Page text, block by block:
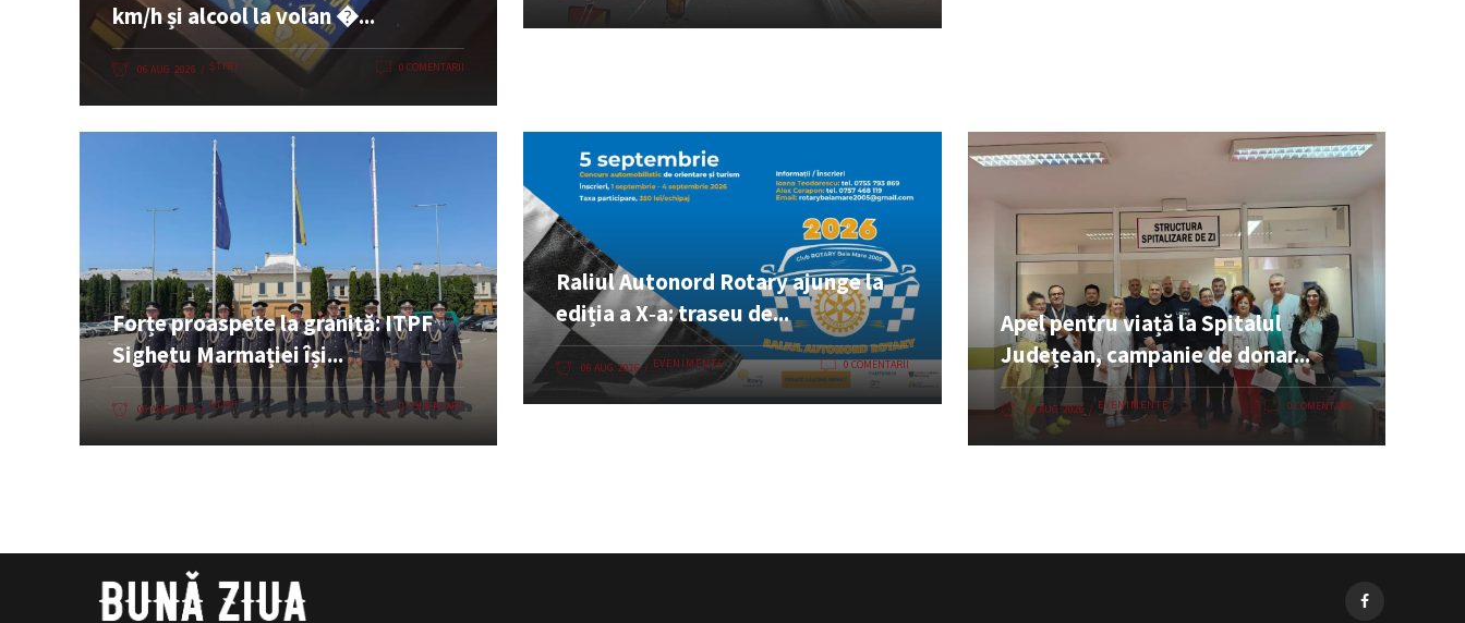
km/h și alcool la volan �...
06 AUG. 2026 ȘTIRI 0 COMENTARII
Forțe proaspete la graniță: ITPF
Sighetu Marmației își...
06 AUG. 2026 ȘTIRI 0 COMENTARII
Raliul Autonord Rotary ajunge la
ediția a X‑a: traseu de...
06 AUG. 2026 EVENIMENTE 0 COMENTARII
Apel pentru viață la Spitalul
Județean, campanie de donar...
06 AUG. 2026 EVENIMENTE 0 COMENTARII